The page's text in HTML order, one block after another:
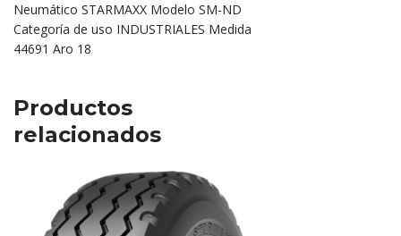
Neumático STARMAXX Modelo SM-ND
Categoría de uso INDUSTRIALES Medida
44691 Aro 18
Productos
relacionados